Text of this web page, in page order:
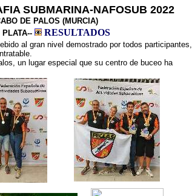
SUBMARINA-NAFOSUB 2022
DE PALOS (MURCIA)
RESULTADOS
al gran nivel demostrado por todos participantes,
un lugar especial que su centro de buceo ha